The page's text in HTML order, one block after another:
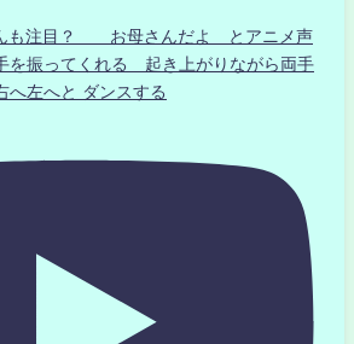
も注目？ お母さんだよ とアニメ声
を振ってくれる 起き上がりながら両手
左へと ダンスする